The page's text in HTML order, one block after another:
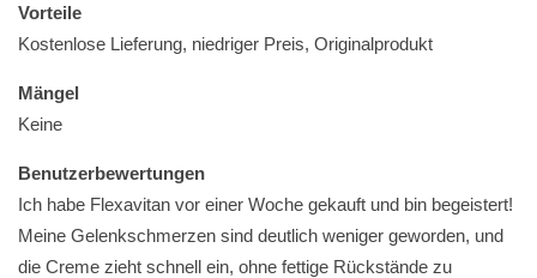
Vorteile
Kostenlose Lieferung, niedriger Preis, Originalprodukt
Mängel
Keine
Benutzerbewertungen
Ich habe Flexavitan vor einer Woche gekauft und bin begeistert!
Meine Gelenkschmerzen sind deutlich weniger geworden, und
die Creme zieht schnell ein, ohne fettige Rückstände zu